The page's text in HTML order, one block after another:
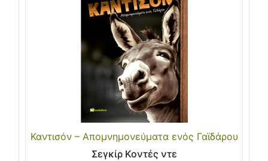
Καντισόν – Απομνημονεύματα ενός Γαϊδάρου
Σεγκίρ Κοντές ντε